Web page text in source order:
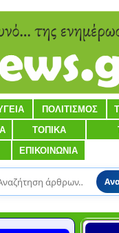
ΠΟΛΙΤΙΣΜΟΣ
ΤΟΠΙΚΑ
ΕΠΙΚΟΙΝΩΝΙΑ